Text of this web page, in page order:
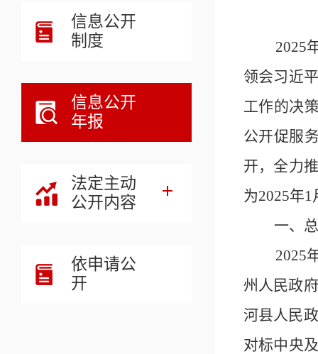
信息公开
制度
信息公开
年报
法定主动
公开内容
依申请公
开
2025
领会习近
工作的决
公开促服
开，全力
为2025年1
一、
2025
州人民政
河县人民
对标中央